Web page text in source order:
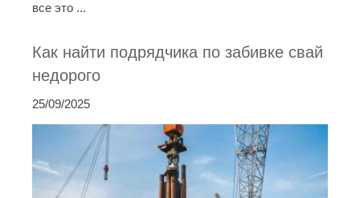
все это ...
Как найти подрядчика по забивке свай
недорого
25/09/2025